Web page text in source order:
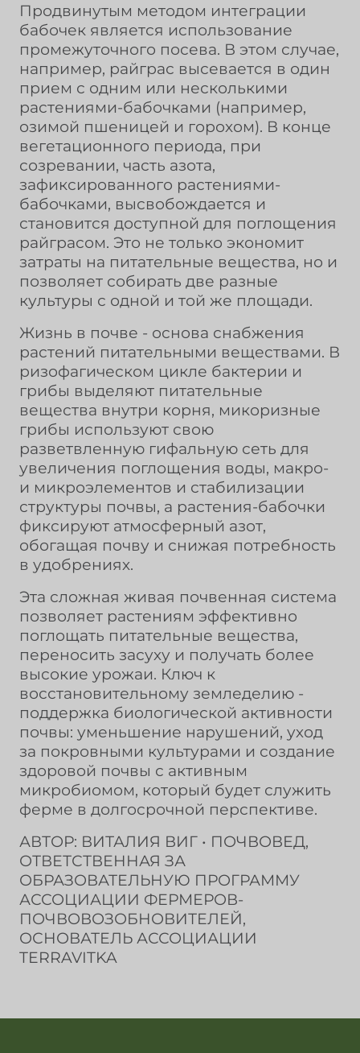
Продвинутым методом интеграции
бабочек является использование
промежуточного посева. В этом случае,
например, райграс высевается в один
прием с одним или несколькими
растениями-бабочками (например,
озимой пшеницей и горохом). В конце
вегетационного периода, при
созревании, часть азота,
зафиксированного растениями-
бабочками, высвобождается и
становится доступной для поглощения
райграсом. Это не только экономит
затраты на питательные вещества, но и
позволяет собирать две разные
культуры с одной и той же площади.
Жизнь в почве - основа снабжения
растений питательными веществами. В
ризофагическом цикле бактерии и
грибы выделяют питательные
вещества внутри корня, микоризные
грибы используют свою
разветвленную гифальную сеть для
увеличения поглощения воды, макро-
и микроэлементов и стабилизации
структуры почвы, а растения-бабочки
фиксируют атмосферный азот,
обогащая почву и снижая потребность
в удобрениях.
Эта сложная живая почвенная система
позволяет растениям эффективно
поглощать питательные вещества,
переносить засуху и получать более
высокие урожаи. Ключ к
восстановительному земледелию -
поддержка биологической активности
почвы: уменьшение нарушений, уход
за покровными культурами и создание
здоровой почвы с активным
микробиомом, который будет служить
ферме в долгосрочной перспективе.
АВТОР: ВИТАЛИЯ ВИГ • ПОЧВОВЕД,
ОТВЕТСТВЕННАЯ ЗА
ОБРАЗОВАТЕЛЬНУЮ ПРОГРАММУ
АССОЦИАЦИИ ФЕРМЕРОВ-
ПОЧВОВОЗОБНОВИТЕЛЕЙ,
ОСНОВАТЕЛЬ АССОЦИАЦИИ
TERRAVITKA